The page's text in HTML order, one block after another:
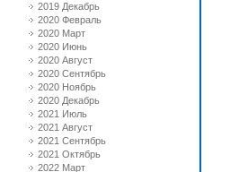
2019 Декабрь
2020 Февраль
2020 Март
2020 Июнь
2020 Август
2020 Сентябрь
2020 Ноябрь
2020 Декабрь
2021 Июль
2021 Август
2021 Сентябрь
2021 Октябрь
2022 Март